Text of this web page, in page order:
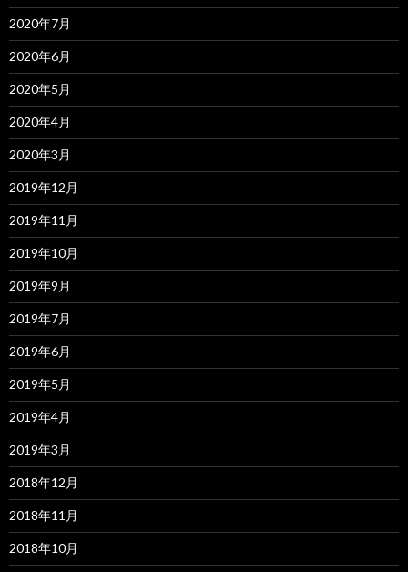
2020年7月
2020年6月
2020年5月
2020年4月
2020年3月
2019年12月
2019年11月
2019年10月
2019年9月
2019年7月
2019年6月
2019年5月
2019年4月
2019年3月
2018年12月
2018年11月
2018年10月